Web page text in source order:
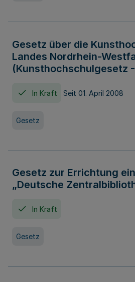
Gesetz über die
Landes Nordrhein-
(Kunsthochschulgesetz
In Kraft Seit 01. April 2008
Gesetz
Gesetz zur Errichtung
„Deutsche
In Kraft
Gesetz